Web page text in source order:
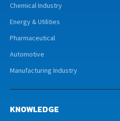
Chemical Industry
Energy & Utilities
Pharmaceutical
Automotive
Manufacturing Industry
KNOWLEDGE